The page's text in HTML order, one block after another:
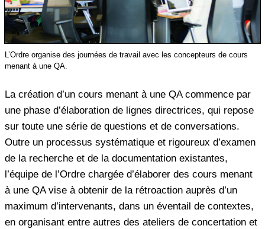
L’Ordre organise des journées de travail avec les concepteurs de cours
menant à une QA.
La création d’un cours menant à une QA commence par
une phase d’élaboration de lignes directrices, qui repose
sur toute une série de questions et de conversations.
Outre un processus systématique et rigoureux d’examen
de la recherche et de la documentation existantes,
l’équipe de l’Ordre chargée d’élaborer des cours menant
à une QA vise à obtenir de la rétroaction auprès d’un
maximum d’intervenants, dans un éventail de contextes,
en organisant entre autres des ateliers de concertation et